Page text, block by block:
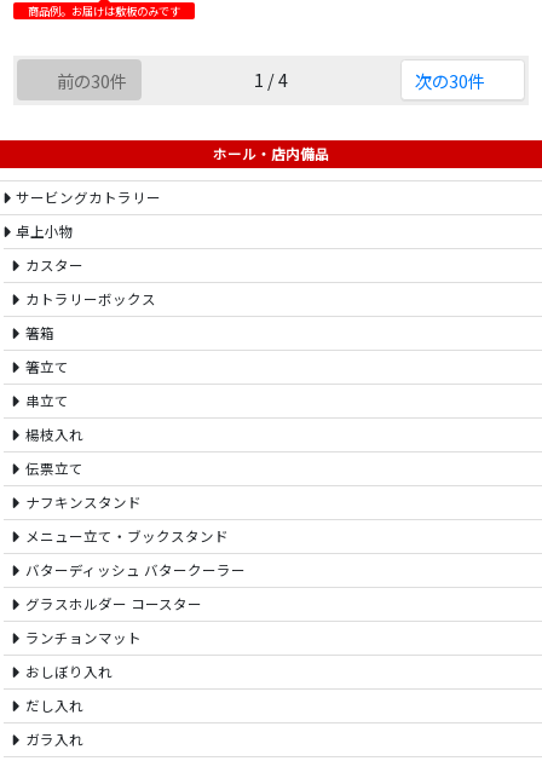
商品例。お届けは敷板のみです
前の30件 1 / 4 次の30件
ホール・店内備品
サービングカトラリー
卓上小物
カスター
カトラリーボックス
箸箱
箸立て
串立て
楊枝入れ
伝票立て
ナフキンスタンド
メニュー立て・ブックスタンド
バターディッシュ バタークーラー
グラスホルダー コースター
ランチョンマット
おしぼり入れ
だし入れ
ガラ入れ